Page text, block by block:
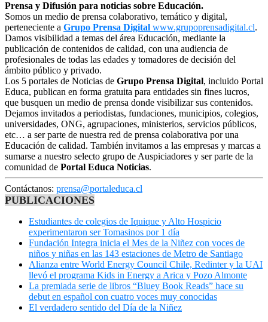
Prensa y Difusión para noticias sobre Educación.
Somos un medio de prensa colaborativo, temático y digital,
perteneciente a Grupo Prensa Digital www.grupoprensadigital.cl.
Damos visibilidad a temas del área Educación, mediante la
publicación de contenidos de calidad, con una audiencia de
profesionales de todas las edades y tomadores de decisión del
ámbito público y privado.
Los 5 portales de Noticias de Grupo Prensa Digital, incluido Portal
Educa, publican en forma gratuita para entidades sin fines lucros,
que busquen un medio de prensa donde visibilizar sus contenidos.
Dejamos invitados a periodistas, fundaciones, municipios, colegios,
universidades, ONG, agrupaciones, ministerios, servicios públicos,
etc… a ser parte de nuestra red de prensa colaborativa por una
Educación de calidad. También invitamos a las empresas y marcas a
sumarse a nuestro selecto grupo de Auspiciadores y ser parte de la
comunidad de Portal Educa Noticias.
Contáctanos: prensa@portaleduca.cl
PUBLICACIONES
Estudiantes de colegios de Iquique y Alto Hospicio
experimentaron ser Tomasinos por 1 día
Fundación Integra inicia el Mes de la Niñez con voces de
niños y niñas en las 143 estaciones de Metro de Santiago
Alianza entre World Energy Council Chile, Redinter y la UAI
llevó el programa Kids in Energy a Arica y Pozo Almonte
La premiada serie de libros “Bluey Book Reads” hace su
debut en español con cuatro voces muy conocidas
El verdadero sentido del Día de la Niñez